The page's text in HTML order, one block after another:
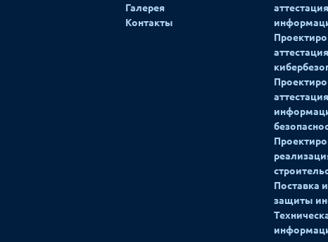
Галерея
Контакты
Поставка
защиты